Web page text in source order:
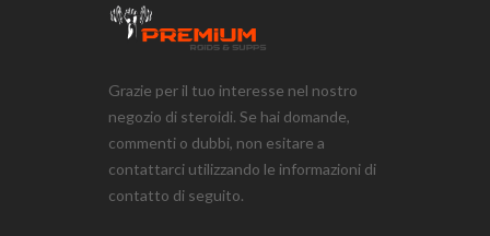
Grazie per il tuo interesse nel nostro
negozio di steroidi. Se hai domande,
commenti o dubbi, non esitare a
contattarci utilizzando le informazioni di
contatto di seguito.